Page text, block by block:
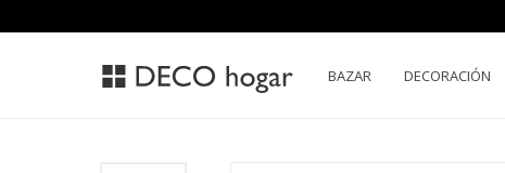
BAZAR DECORACIÓN